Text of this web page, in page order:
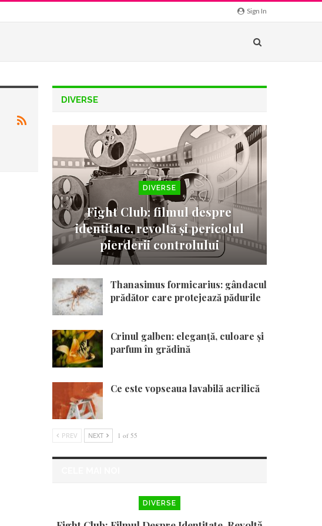
Sign In
DIVERSE
DIVERSE
Fight Club: filmul despre
identitate, revoltă și pericolul
pierderii controlului
Thanasimus formicarius: gândacul
prădător care protejează pădurile
Crinul galben: eleganță, culoare și
parfum în grădină
Ce este vopseaua lavabilă acrilică
PREV NEXT 1 of 55
DIVERSE